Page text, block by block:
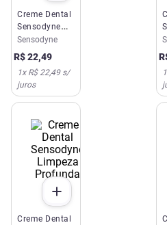
Creme Dental
Sensodyne
Rápido Alívio
50g
Sensodyne
R$22,49
1x R$ 22,49s/
juros
1
Creme Dental